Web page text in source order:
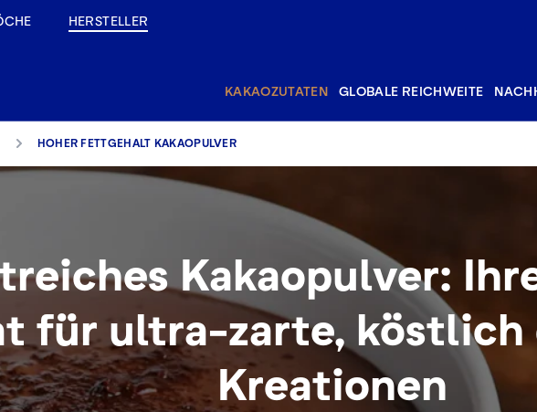
HERSTELLER
KAKAOZUTATEN GLOBALE REICHWEITE
HOHER FETTGEHALT KAKAOPULVER
Kakaopulver:
für ultra-zarte, köstlich
Kreationen